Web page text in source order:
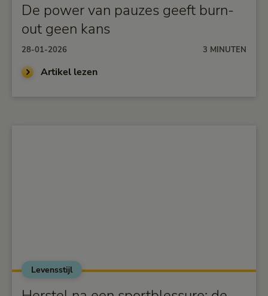
De power van pauzes geeft burn-
out geen kans
28-01-2026 3 MINUTEN
Artikel lezen
alt="Herstel na een sportblessure: de comeback van
Julian">
Levensstijl